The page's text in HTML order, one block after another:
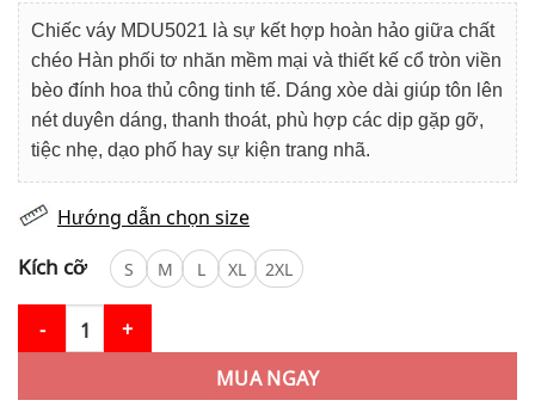
là:
880.000₫.
tại
là:
689.000₫.
Chiếc váy MDU5021 là sự kết hợp hoàn hảo giữa chất
chéo Hàn phối tơ nhăn mềm mại và thiết kế cổ tròn viền
bèo đính hoa thủ công tinh tế. Dáng xòe dài giúp tôn lên
nét duyên dáng, thanh thoát, phù hợp các dịp gặp gỡ,
tiệc nhẹ, dạo phố hay sự kiện trang nhã.
Hướng dẫn chọn size
Kích cỡ S M L XL 2XL
Váy Thiết Kế MDU5021 Dáng Xòe Dài Cổ Bèo Đính Hoa Thanh
MUA NGAY